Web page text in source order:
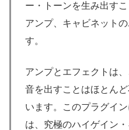
ー・トーンを生み出す
アンプ、キャビネット
す。
アンプとエフェクトは
音を出すことはほとん
います。このプラグイ
は、究極のハイゲイン